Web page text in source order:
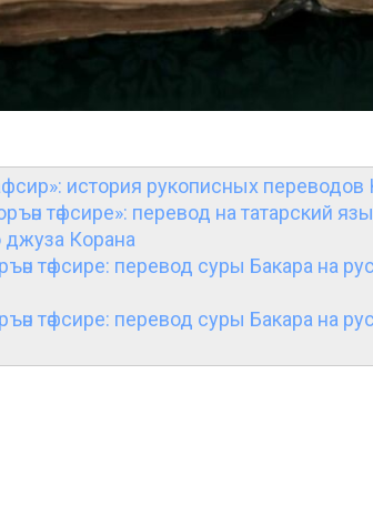
история рукописных переводов
тәфсире»: перевод на татарский
джуза Корана
тәфсире: перевод суры Бакара на
тәфсире: перевод суры Бакара на